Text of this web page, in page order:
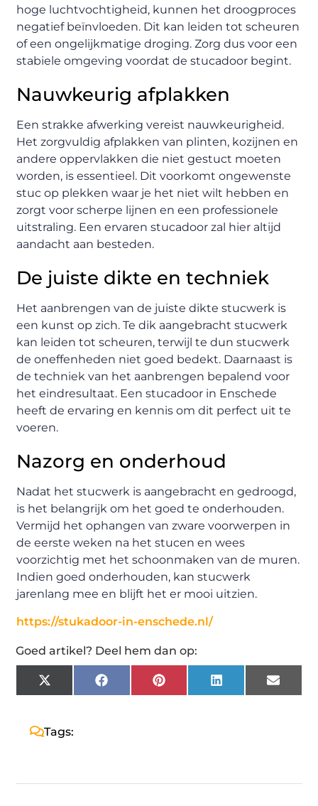
hoge luchtvochtigheid, kunnen het droogproces
negatief beïnvloeden. Dit kan leiden tot scheuren
of een ongelijkmatige droging. Zorg dus voor een
stabiele omgeving voordat de stucadoor begint.
Nauwkeurig afplakken
Een strakke afwerking vereist nauwkeurigheid.
Het zorgvuldig afplakken van plinten, kozijnen en
andere oppervlakken die niet gestuct moeten
worden, is essentieel. Dit voorkomt ongewenste
stuc op plekken waar je het niet wilt hebben en
zorgt voor scherpe lijnen en een professionele
uitstraling. Een ervaren stucadoor zal hier altijd
aandacht aan besteden.
De juiste dikte en techniek
Het aanbrengen van de juiste dikte stucwerk is
een kunst op zich. Te dik aangebracht stucwerk
kan leiden tot scheuren, terwijl te dun stucwerk
de oneffenheden niet goed bedekt. Daarnaast is
de techniek van het aanbrengen bepalend voor
het eindresultaat. Een stucadoor in Enschede
heeft de ervaring en kennis om dit perfect uit te
voeren.
Nazorg en onderhoud
Nadat het stucwerk is aangebracht en gedroogd,
is het belangrijk om het goed te onderhouden.
Vermijd het ophangen van zware voorwerpen in
de eerste weken na het stucen en wees
voorzichtig met het schoonmaken van de muren.
Indien goed onderhouden, kan stucwerk
jarenlang mee en blijft het er mooi uitzien.
https://stukadoor-in-enschede.nl/
Goed artikel? Deel hem dan op:
X
(Twitter)
FacebookPinterestLinkedIn Email
Tags: